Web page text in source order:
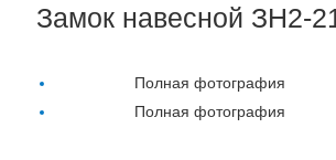
Замок навесной ЗН2-
Полная фотография
Полная фотография